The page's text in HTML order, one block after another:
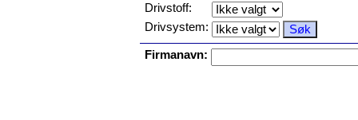
Drivstoff:
Drivsystem:
Firmanavn: